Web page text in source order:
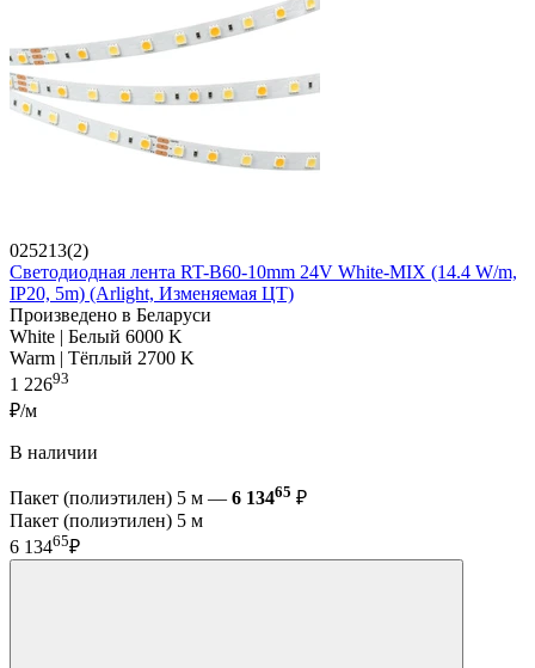
025213(2)
Светодиодная лента RT-B60-10mm 24V White-MIX (14.4 W/m,
IP20, 5m) (Arlight, Изменяемая ЦТ)
Произведено в Беларуси
White | Белый 6000 K
Warm | Тёплый 2700 K
1 22693
₽/м
В наличии
Пакет (полиэтилен) 5 м — 6 13465 ₽
Пакет (полиэтилен) 5 м
6 13465₽